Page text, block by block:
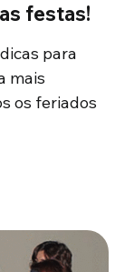
festas!
para
mais
os feriados